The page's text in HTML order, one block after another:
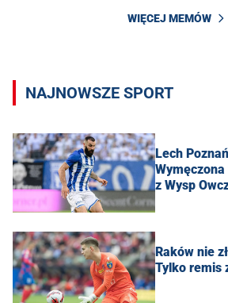
WIĘCEJ MEMÓW
NAJNOWSZE SPORT
Lech
z Wysp
Raków nie
Tylko remis